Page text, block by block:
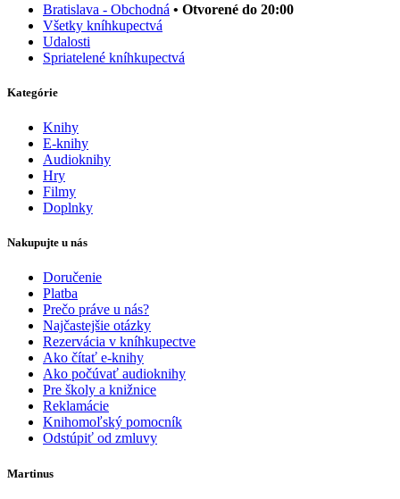
Bratislava - Obchodná • Otvorené do 20:00
Všetky kníhkupectvá
Udalosti
Spriatelené kníhkupectvá
Kategórie
Knihy
E-knihy
Audioknihy
Hry
Filmy
Doplnky
Nakupujte u nás
Doručenie
Platba
Prečo práve u nás?
Najčastejšie otázky
Rezervácia v kníhkupectve
Ako čítať e-knihy
Ako počúvať audioknihy
Pre školy a knižnice
Reklamácie
Knihomoľský pomocník
Odstúpiť od zmluvy
Martinus